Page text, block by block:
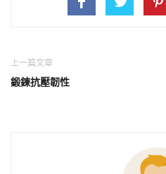
上一篇文章
鍛鍊抗壓韌性